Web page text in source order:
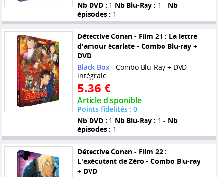
Nb DVD : 1 Nb Blu-Ray : 1 - Nb
épisodes : 1
Détective Conan - Film 21 : La lettre
d'amour écarlate - Combo Blu-ray +
DVD
Black Box- Combo Blu-Ray + DVD -
intégrale
5.36 €
Article disponible
Points fidelités : 0
Nb DVD : 1 Nb Blu-Ray : 1 - Nb
épisodes : 1
Détective Conan - Film 22 :
L'exécutant de Zéro - Combo Blu-ray
+ DVD